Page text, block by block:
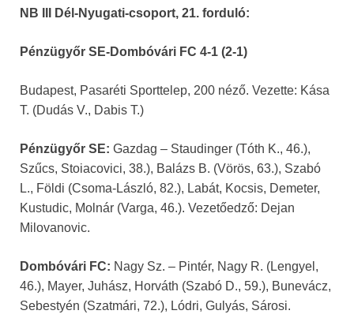
NB III Dél-Nyugati-csoport, 21. forduló:
Pénzügyőr SE-Dombóvári FC 4-1 (2-1)
Budapest, Pasaréti Sporttelep, 200 néző. Vezette: Kása
T. (Dudás V., Dabis T.)
Pénzügyőr SE: Gazdag – Staudinger (Tóth K., 46.),
Szűcs, Stoiacovici, 38.), Balázs B. (Vörös, 63.), Szabó
L., Földi (Csoma-László, 82.), Labát, Kocsis, Demeter,
Kustudic, Molnár (Varga, 46.). Vezetőedző: Dejan
Milovanovic.
Dombóvári FC: Nagy Sz. – Pintér, Nagy R. (Lengyel,
46.), Mayer, Juhász, Horváth (Szabó D., 59.), Bunevácz,
Sebestyén (Szatmári, 72.), Lódri, Gulyás, Sárosi.